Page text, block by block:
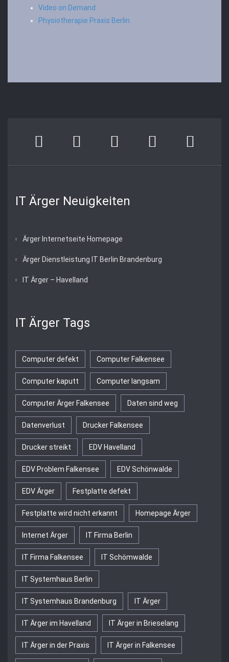
Video on Demand
Physiotherapie Praxis Berlin
IT Ärger Neuigkeiten
Ärger Internetseite Homepage
Ärger Dienstleistung IT Berlin Brandenburg
IT Ärger – Havelland
IT Ärger Tags
Computer defekt Computer Falkensee
Computer kaputt Computer langsam
Computer Ärger Falkensee Daten sind weg
Datenverlust Drucker Falkensee
Drucker streikt EDV Havelland
EDV Problem Falkensee EDV Schönwalde
EDV Ärger Festplatte defekt
Festplatte wird nicht erkannt Homepage Ärger
Internet Ärger IT Firma Berlin
IT Firma Falkensee IT Schömwalde
IT Systemhaus Berlin
IT Systemhaus Brandenburg IT Ärger
IT Ärger im Havelland IT Ärger in Brieselang
IT Ärger in der Praxis IT Ärger in Falkensee